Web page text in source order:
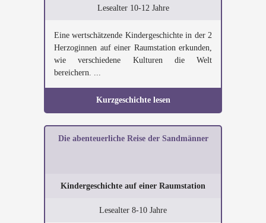
Lesealter 10-12 Jahre
Eine wertschätzende Kindergeschichte in der 2
Herzoginnen auf einer Raumstation erkunden,
wie verschiedene Kulturen die Welt
bereichern. ...
Kurzgeschichte lesen
Die abenteuerliche Reise der Sandmänner
Kindergeschichte auf einer Raumstation
Lesealter 8-10 Jahre